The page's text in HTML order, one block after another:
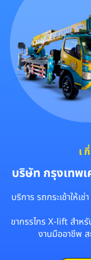
เ
บริษัท กรุงเทพ
บริการ รถกระเช้าให้เ
ขากรรไกร X-lift สำห
งานมืออาชีพ